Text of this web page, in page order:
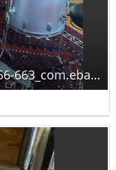
Screenshot_2024-11-14-09-41-56-663_com.ebay.kleinanzeigen-edit.jpg